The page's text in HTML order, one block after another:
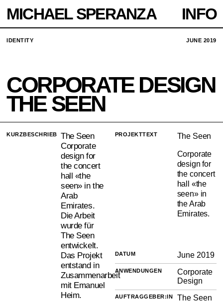
MICHAEL SPERANZA INFO
IDENTITY JUNE 2019
CORPORATE DESIGN
THE SEEN
KURZBESCHRIEB
The Seen
Corporate
design for
the concert
hall «the
seen» in the
Arab
Emirates.
Die Arbeit
wurde für
The Seen
entwickelt.
Das Projekt
entstand in
Zusammenarbeit
mit Emanuel
Heim.
PROJEKTTEXT The Seen
Corporate
design for
the concert
hall «the
seen» in
the Arab
Emirates.
DATUM June 2019
ANWENDUNGEN
Corporate
Design
AUFTRAGGEBER:IN The Seen